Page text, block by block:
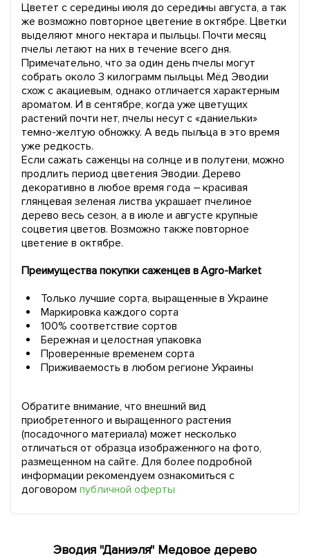
Цветет с середины июля до середины августа, а так
же возможно повторное цветение в октябре. Цветки
выделяют много нектара и пыльцы. Почти месяц
пчелы летают на них в течение всего дня.
Примечательно, что за один день пчелы могут
собрать около 3 килограмм пыльцы. Мёд Эводии
схож с акациевым, однако отличается характерным
ароматом. И в сентябре, когда уже цветущих
растений почти нет, пчелы несут с «даниельки»
темно-желтую обножку. А ведь пыльца в это время
уже редкость.
Если сажать саженцы на солнце и в полутени, можно
продлить период цветения Эводии. Дерево
декоративно в любое время года – красивая
глянцевая зеленая листва украшает пчелиное
дерево весь сезон, а в июле и августе крупные
соцветия цветов. Возможно также повторное
цветение в октябре.
Преимущества покупки саженцев в Agro-Market
Только лучшие сорта, выращенные в Украине
Маркировка каждого сорта
100% соответствие сортов
Бережная и целостная упаковка
Проверенные временем сорта
Приживаемость в любом регионе Украины
Обратите внимание, что внешний вид
приобретенного и выращенного растения
(посадочного материала) может несколько
отличаться от образца изображенного на фото,
размещенном на сайте. Для более подробной
информации рекомендуем ознакомиться с
договором публичной оферты
Эводия "Даниэля" Медовое дерево